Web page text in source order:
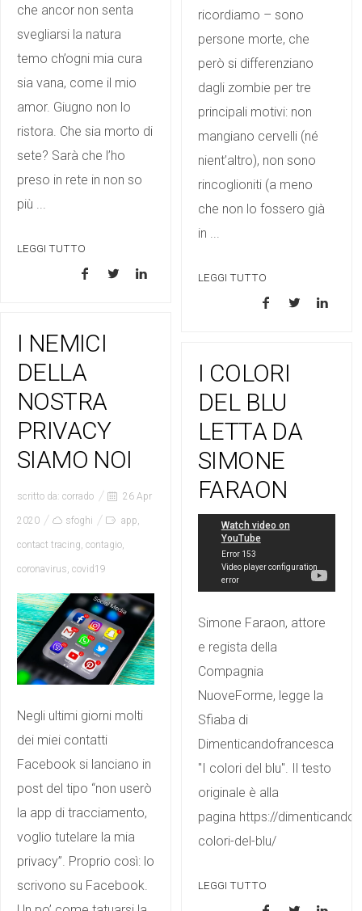
che ancor non senta
svegliarsi la natura
temo ch’ogni mia cura
sia vana, come il mio
amor. Giugno non lo
ristora. Che sia morto di
sete? Sarà che l’ho
preso in rete in non so
più ...
LEGGI TUTTO
ricordiamo – sono
persone morte, che
però si differenziano
dagli zombie per tre
principali motivi: non
mangiano cervelli (né
nient’altro), non sono
rincoglioniti (a meno
che non lo fossero già
in ...
LEGGI TUTTO
I NEMICI
DELLA
NOSTRA
PRIVACY
SIAMO NOI
scritto da: corrado 26 Apr
2020 sfoghi app,
contact tracing, contagio,
coronavirus, covid19
Negli ultimi giorni molti
dei miei contatti
Facebook si lanciano in
post del tipo “non userò
la app di tracciamento,
voglio tutelare la mia
privacy”. Proprio così: lo
scrivono su Facebook.
I COLORI
DEL BLU
LETTA DA
SIMONE
FARAON
Simone Faraon, attore
e regista della
Compagnia
NuoveForme, legge la
Sfiaba di
Dimenticandofrancesca
"I colori del blu". Il testo
originale è alla
pagina https://
colori-del-blu/
LEGGI TUTTO